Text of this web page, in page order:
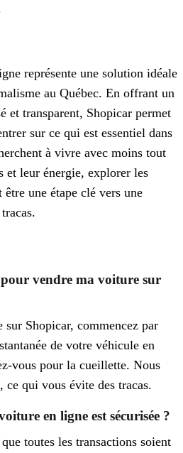
représente une solution idéale
au Québec. En offrant un
et transparent, Shopicar permet
sur ce qui est essentiel dans
à vivre avec moins tout
et leur énergie, explorer les
une étape clé vers une
pour vendre ma voiture sur
Shopicar, commencez par
de votre véhicule en
vous pour la cueillette. Nous
ce qui vous évite des tracas.
en ligne est sécurisée ?
toutes les transactions soient